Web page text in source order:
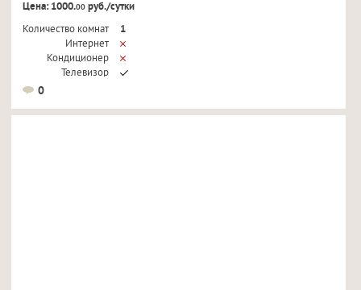
Цена: 1000.00руб./сутки
Количество комнат
1
Интернет
Кондиционер
Телевизор
0